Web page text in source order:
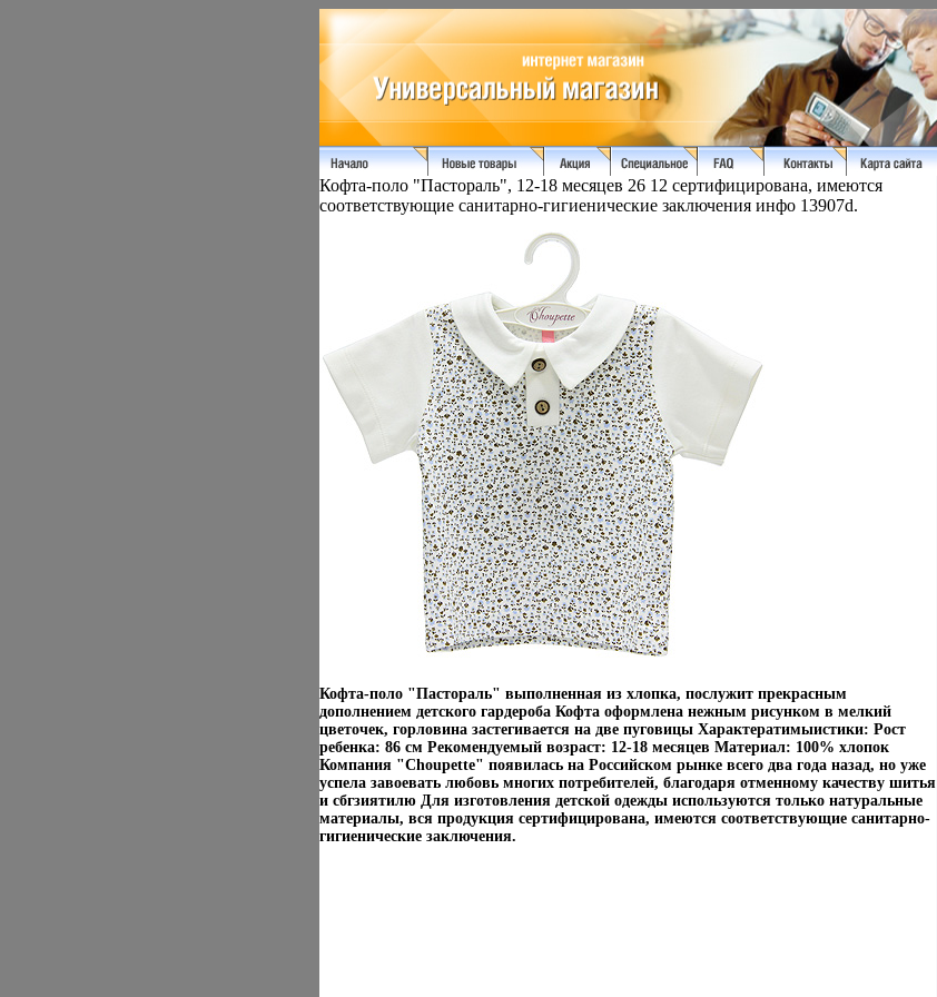
Кофта-поло "Пастораль", 12-18 месяцев 26 12 сертифицирована, имеются
соответствующие санитарно-гигиенические заключения инфо 13907d.
Кофта-поло "Пастораль" выполненная из хлопка, послужит прекрасным
дополнением детского гардероба Кофта оформлена нежным рисунком в мелкий
цветочек, горловина застегивается на две пуговицы Характератимыистики: Рост
ребенка: 86 см Рекомендуемый возраст: 12-18 месяцев Материал: 100% хлопок
Компания "Choupette" появилась на Российском рынке всего два года назад, но уже
успела завоевать любовь многих потребителей, благодаря отменному качеству шитья
и сбгзиятилю Для изготовления детской одежды используются только натуральные
материалы, вся продукция сертифицирована, имеются соответствующие санитарно-
гигиенические заключения.